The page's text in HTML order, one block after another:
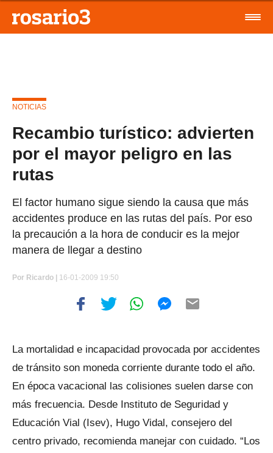
NOTICIAS
Recambio turístico: advierten
por el mayor peligro en las
rutas
El factor humano sigue siendo la causa que más
accidentes produce en las rutas del país. Por eso
la precaución a la hora de conducir es la mejor
manera de llegar a destino
Por Ricardo | 16-01-2009 19:50
La mortalidad e incapacidad provocada por accidentes
de tránsito son moneda corriente durante todo el año.
En época vacacional las colisiones suelen darse con
más frecuencia. Desde Instituto de Seguridad y
Educación Vial (Isev), Hugo Vidal, consejero del
centro privado, recomienda manejar con cuidado. “Los